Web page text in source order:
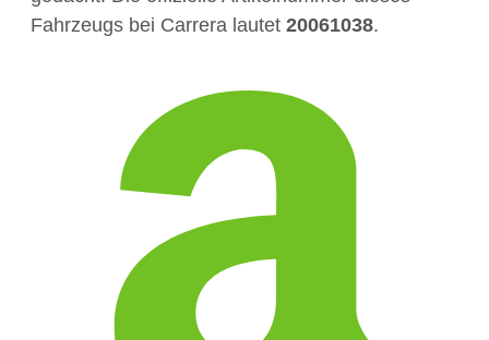
Fahrzeugs bei Carrera lautet 20061038.